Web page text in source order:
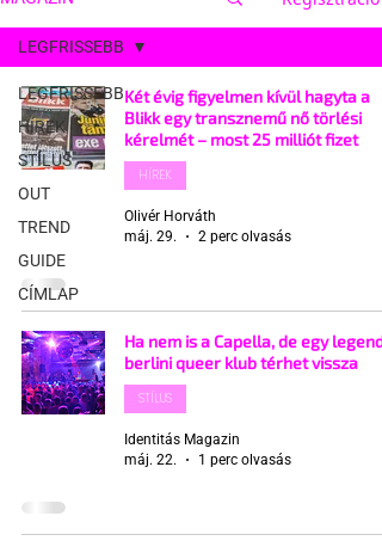
LEGFRISSEBB
HÍREK
STÍLUS
OUT
TREND
GUIDE
CÍMLAP
LEGFRISSEBB
Két évig figyelmen kívül hagyta a
Blikk egy transznemű nő törlési
kérelmét – most 25 milliót fizet
HÍREK
Olivér Horváth
máj. 29.
2 perc olvasás
Ha nem is a Capella, de egy
berlini queer klub térhet vissza
STÍLUS
Identitás Magazin
máj. 22.
1 perc olvasás